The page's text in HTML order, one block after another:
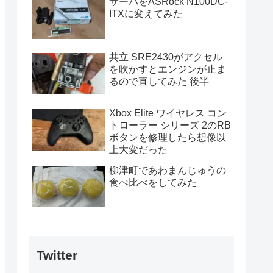
ITXに変えてみた
共立 SRE2430がアクセル
を吹かすとエンジンが止ま
るので直してみた 後半
Xbox Elite ワイヤレス コン
トローラー シリーズ 2のRB
ボタンを修理したら想像以
上大変だった
柳津町であわまんじゅうの
食べ比べをしてみた
Twitter